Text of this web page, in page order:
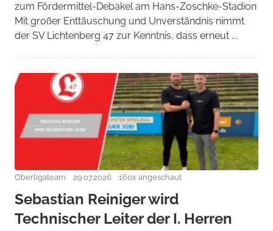
zum Fördermittel-Debakel am Hans-Zoschke-Stadion
Mit großer Enttäuschung und Unverständnis nimmt
der SV Lichtenberg 47 zur Kenntnis, dass erneut ...
Oberligateam 29.07.2026 160x angeschaut
Sebastian Reiniger wird
Technischer Leiter der I. Herren